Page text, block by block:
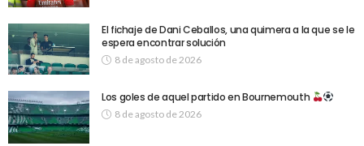
El fichaje de Dani Ceballos, una quimera a la que se le
espera encontrar solución
8 de agosto de 2026
Los goles de aquel partido en Bournemouth
8 de agosto de 2026